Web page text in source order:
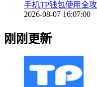
手机TP钱包使用全
2026-08-07 16:07:00
刚刚更新